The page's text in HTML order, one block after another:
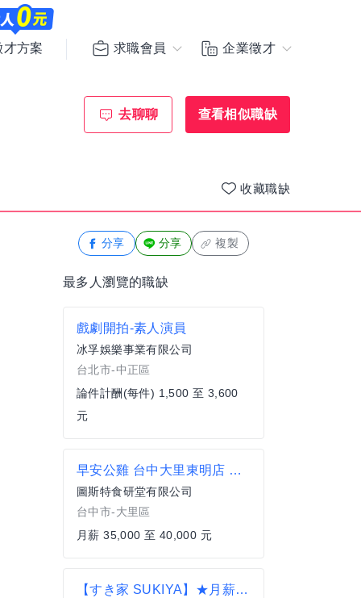
才方案 求職會員 企業徵才
去聊聊 查看相似職缺
收藏職缺
分享 分享 複製
最多人瀏覽的職缺
戲劇開拍-素人演員
冰孚娛樂事業有限公司
台北市-中正區
論件計酬(每件) 1,500 至 3,600
元
早安公雞 台中大里東明店 門市店長
圖斯特食研堂有限公司
台中市-大里區
月薪 35,000 至 40,000 元
【すき家 SUKIYA】★月薪41,000元★士林店 儲備幹部